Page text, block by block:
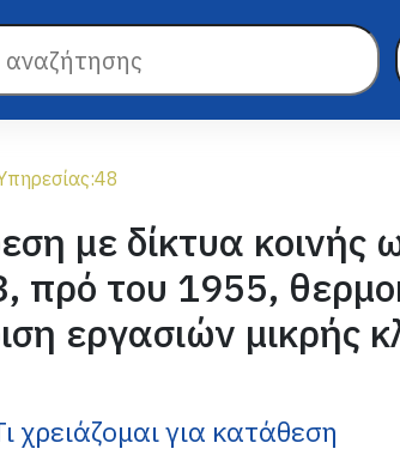
48
με δίκτυα
πρό του 1955,
εργασιών μικρής
χρειάζομαι για κατάθεση